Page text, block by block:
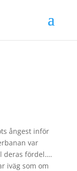
ångest inför
var
deras fördel….
iväg som om